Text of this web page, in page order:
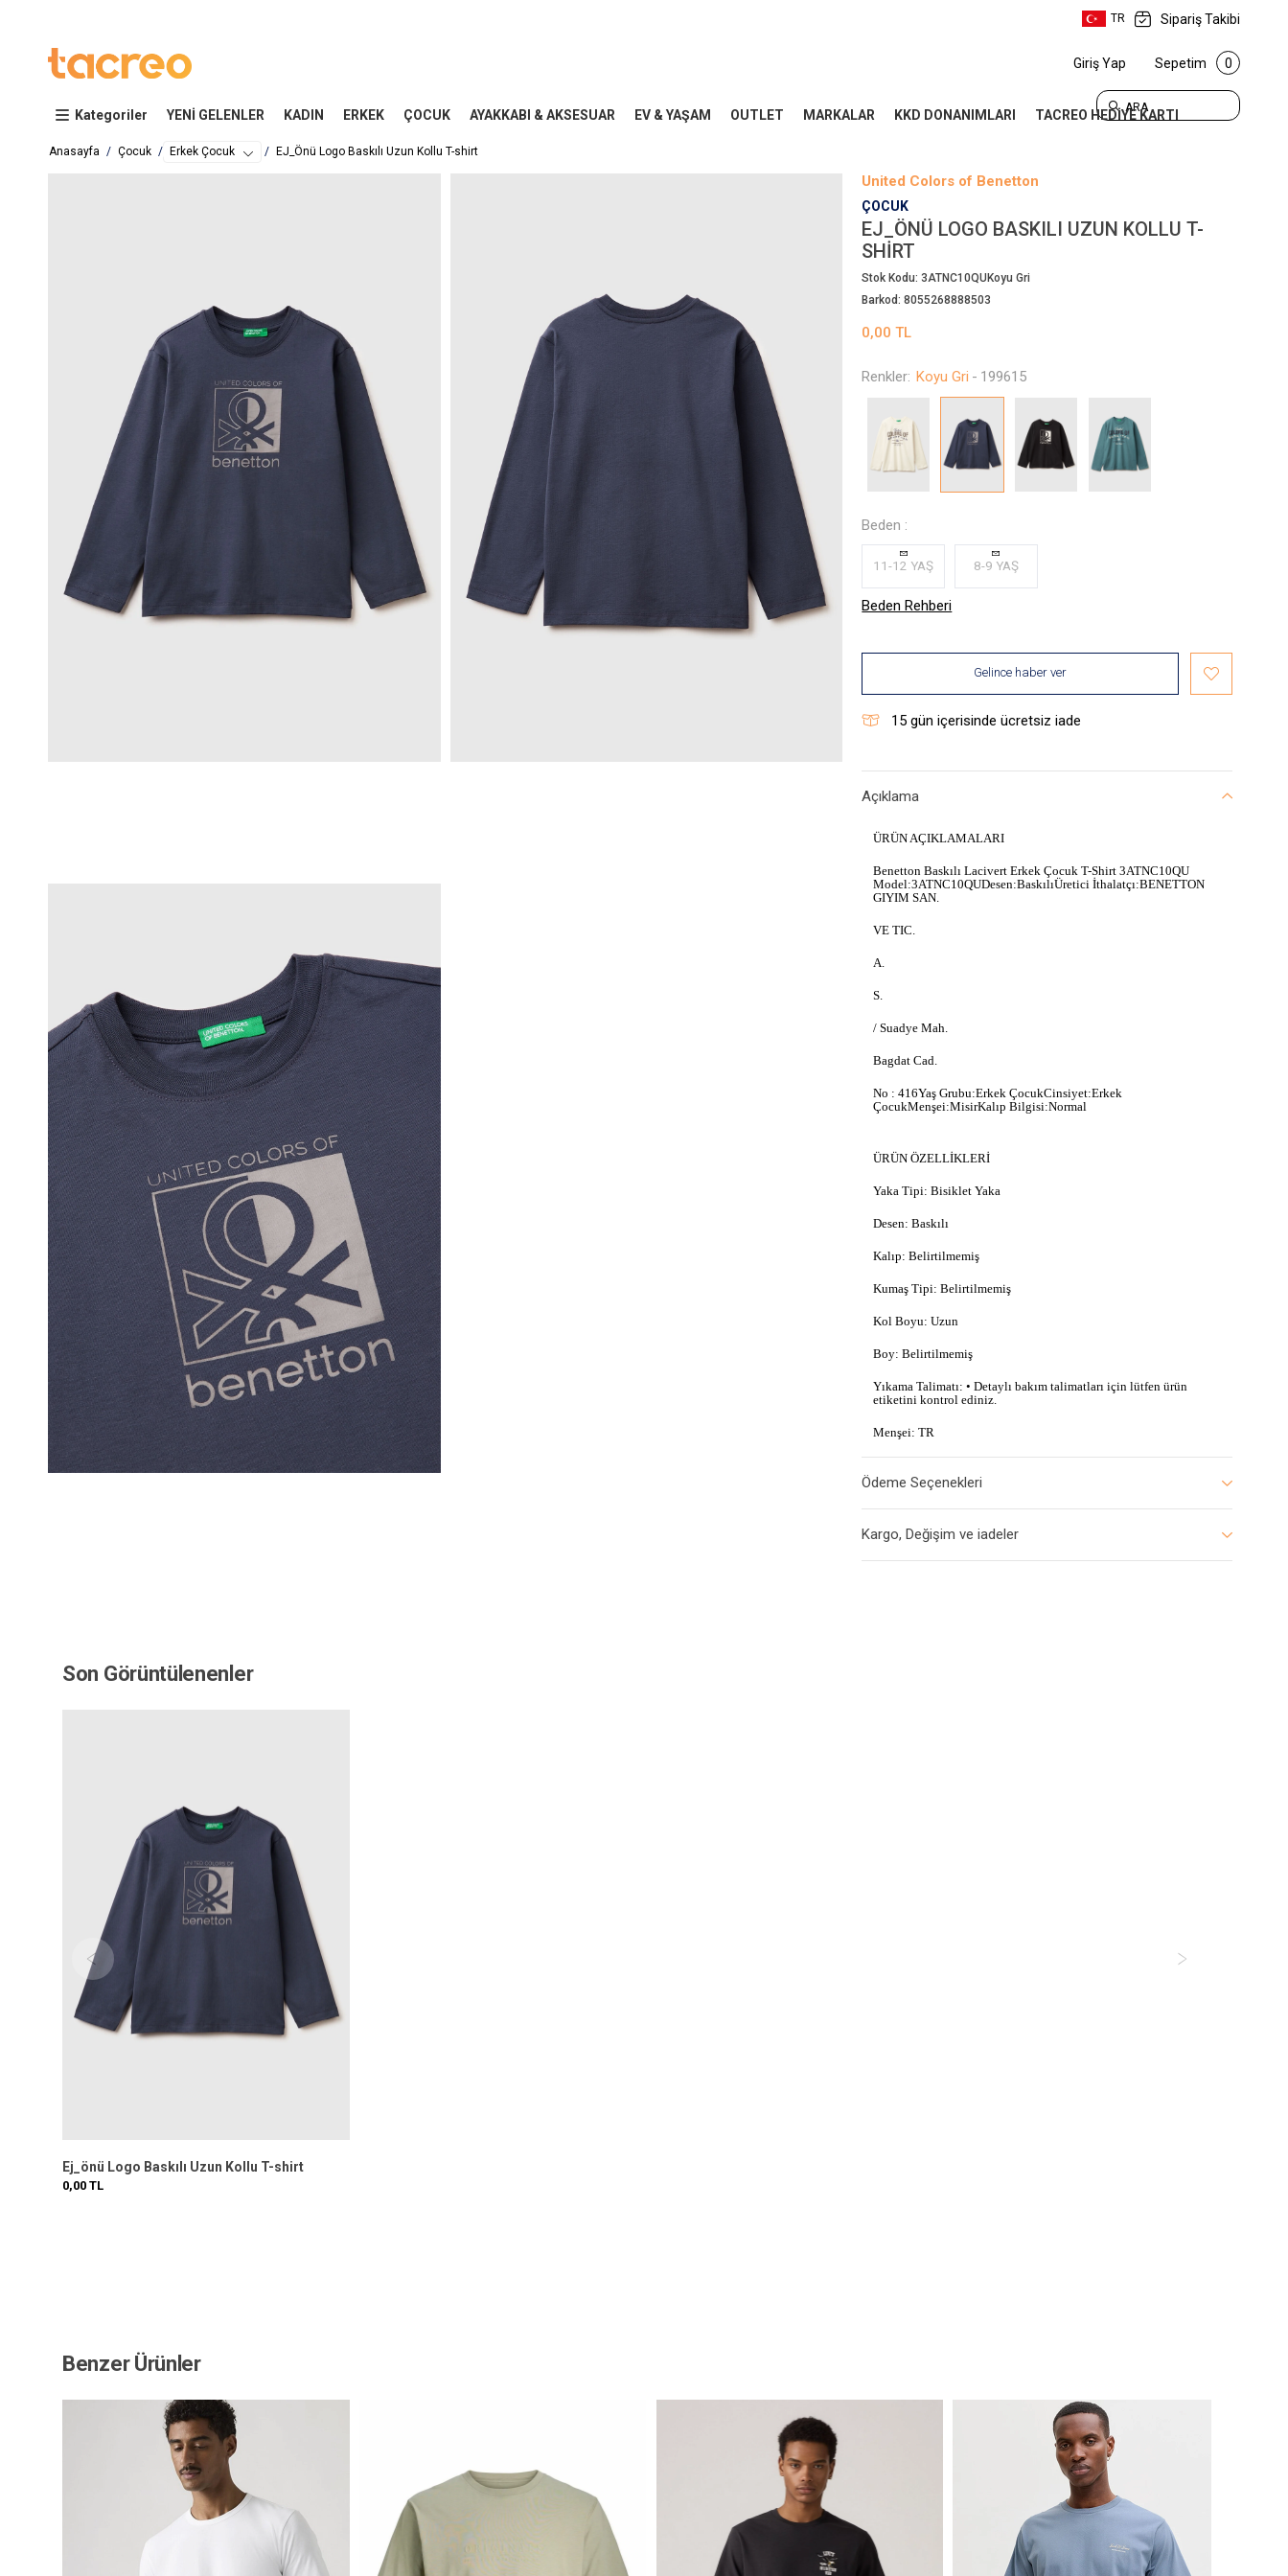
TR Sipariş Takibi
ARA
Giriş Yap Sepetim 0
Kategoriler YENİ GELENLER KADIN ERKEK ÇOCUK AYAKKABI & AKSESUAR EV & YAŞAM OUTLET MARKALAR KKD DONANIMLARI TACREO HEDİYE KARTI
EJ_Önü Logo Baskılı Uzun Kollu T-shirt
Erkek Çocuk
Çocuk
Anasayfa
United Colors of Benetton
ÇOCUK
EJ_ÖNÜ LOGO BASKILI UZUN KOLLU T-
SHIRT
Stok Kodu:3ATNC10QUKoyu Gri
Barkod:8055268888503
0,00TL
Beden Rehberi
Beden :
11-12 YAŞ 8-9 YAŞ
Renkler: Koyu Gri - 199615
Gelince haber ver
15 gün içerisinde ücretsiz iade
Açıklama
ÜRÜN AÇIKLAMALARI
Benetton Baskılı Lacivert Erkek Çocuk T-Shirt 3ATNC10QU
Model:3ATNC10QUDesen:BaskılıÜretici İthalatçı:BENETTON
GIYIM SAN.
VE TIC.
A.
S.
/ Suadye Mah.
Bagdat Cad.
No : 416Yaş Grubu:Erkek ÇocukCinsiyet:Erkek
ÇocukMenşei:MisirKalıp Bilgisi:Normal
ÜRÜN ÖZELLİKLERİ
Yaka Tipi: Bisiklet Yaka
Desen: Baskılı
Kalıp: Belirtilmemiş
Kumaş Tipi: Belirtilmemiş
Kol Boyu: Uzun
Boy: Belirtilmemiş
Yıkama Talimatı: • Detaylı bakım talimatları için lütfen ürün
etiketini kontrol ediniz.
Menşei: TR
Ödeme Seçenekleri
Kargo, Değişim ve iadeler
Son Görüntülenenler
Ej_önü Logo Baskılı Uzun Kollu T-shirt
0,00 TL
Benzer Ürünler